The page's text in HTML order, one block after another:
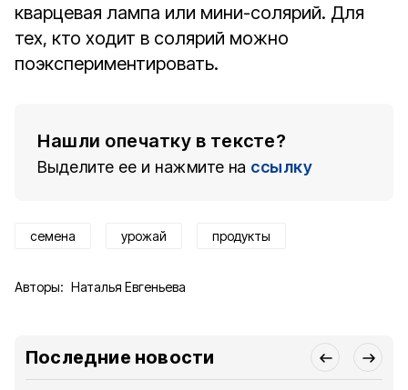
кварцевая лампа или мини-солярий. Для
тех, кто ходит в солярий можно
поэкспериментировать.
Нашли опечатку в тексте?
Выделите ее и нажмите на ссылку
семена урожай продукты
Авторы: Наталья Евгеньева
Последние новости